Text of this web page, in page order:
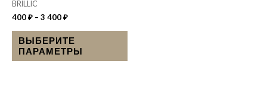
BRILLIC
400₽ – 3 400₽
ВЫБЕРИТЕ
ПАРАМЕТРЫ